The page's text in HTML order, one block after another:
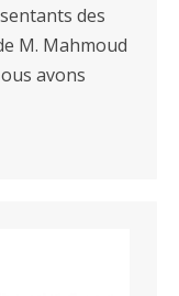
des
M. Mahmoud
avons